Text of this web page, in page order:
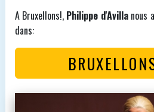
A Bruxellons!, Philippe d'Avillanous
dans: